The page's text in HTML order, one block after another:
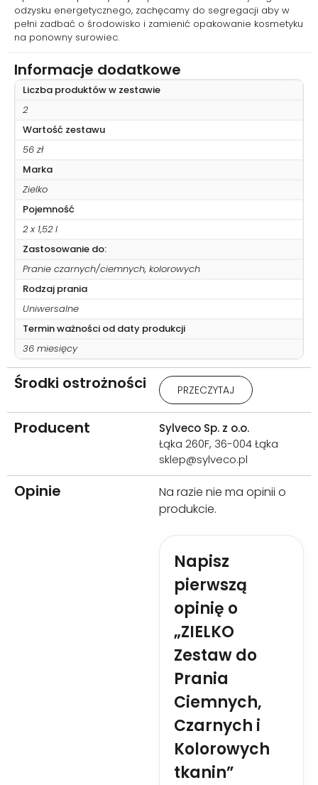
odzysku energetycznego, zachęcamy do segregacji aby w
pełni zadbać o środowisko i zamienić opakowanie kosmetyku
na ponowny surowiec.
Informacje dodatkowe
Liczba produktów w zestawie
2
Wartość zestawu
56 zł
Marka
Zielko
Pojemność
2 x 1,52 l
Zastosowanie do:
Pranie czarnych/ciemnych, kolorowych
Rodzaj prania
Uniwersalne
Termin ważności od daty produkcji
36 miesięcy
Środki ostrożności
Przeciwwskazania: Uczulenie
na którykolwiek ze składników
produktu. Stosować zgodnie z
przeznaczeniem i sposobem
użycia. Przechowywać w
miejscu niedostępnym dla
dzieci.
PRZECZYTAJ
Producent
Sylveco Sp. z o.o.
Łąka 260F, 36-004 Łąka
sklep@sylveco.pl
Opinie
Na razie nie ma opinii o
produkcie.
Napisz
pierwszą
opinię o
„ZIELKO
Zestaw do
Prania
Ciemnych,
Czarnych i
Kolorowych
tkanin”